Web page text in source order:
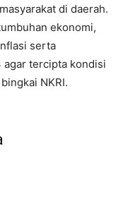
di daerah.
ekonomi,
serta
agar tercipta kondisi
NKRI.